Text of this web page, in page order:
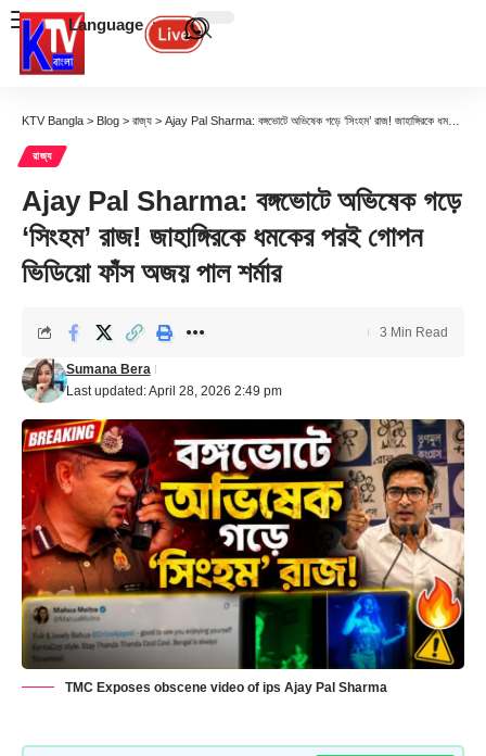
Language
KTV Bangla > Blog > রাজ্য > Ajay Pal Sharma: বঙ্গভোটে অভিষেক গড়ে ‘সিংহম’ রাজ! জাহাঙ্গিরকে ধমকের পরই গোপন ভিডিয়ো ফাঁস অজয় পাল শর্মার
রাজ্য
Ajay Pal Sharma: বঙ্গভোটে অভিষেক গড়ে
‘সিংহম’ রাজ! জাহাঙ্গিরকে ধমকের পরই গোপন
ভিডিয়ো ফাঁস অজয় পাল শর্মার
Last updated: April 28, 2026 2:49 pm
Sumana Bera
3 Min Read
TMC Exposes obscene video of ips Ajay Pal Sharma